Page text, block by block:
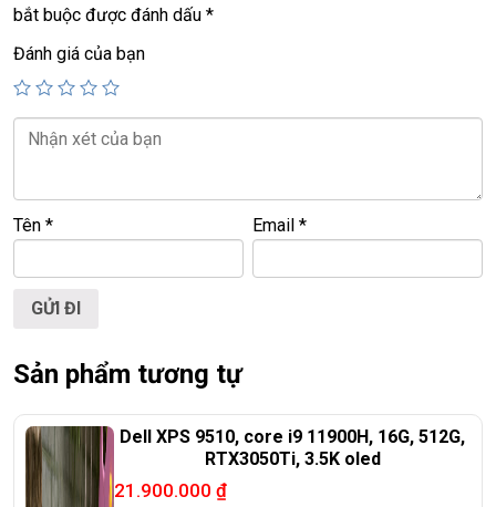
💻LAPTOP TRIỀU PHÁT • UY TÍN • CHẤT LƯỢNG • GIÁ TỐT
💻
📞 Hotline / Zalo:
📍 Địa chỉ:60/26 Đồng Đen, P. Tân Bình, TP.HCM
t chính hãng 100%
bắt buộc được đánh dấu *
Đánh giá của bạn
Tên * Email*
Sản phẩm tương tự
Dell XPS 9510, core i9 11900H, 16G, 512G,
RTX3050Ti, 3.5K oled
21.900.000 ₫